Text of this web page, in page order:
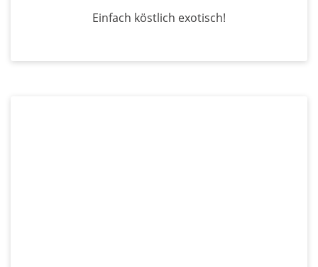
Einfach köstlich exotisch!